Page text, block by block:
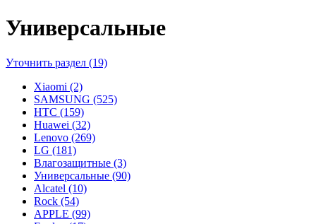
Универсальные
Уточнить раздел (19)
Xiaomi (2)
SAMSUNG (525)
HTC (159)
Huawei (32)
Lenovo (269)
LG (181)
Влагозащитные (3)
Универсальные (90)
Alcatel (10)
Rock (54)
APPLE (99)